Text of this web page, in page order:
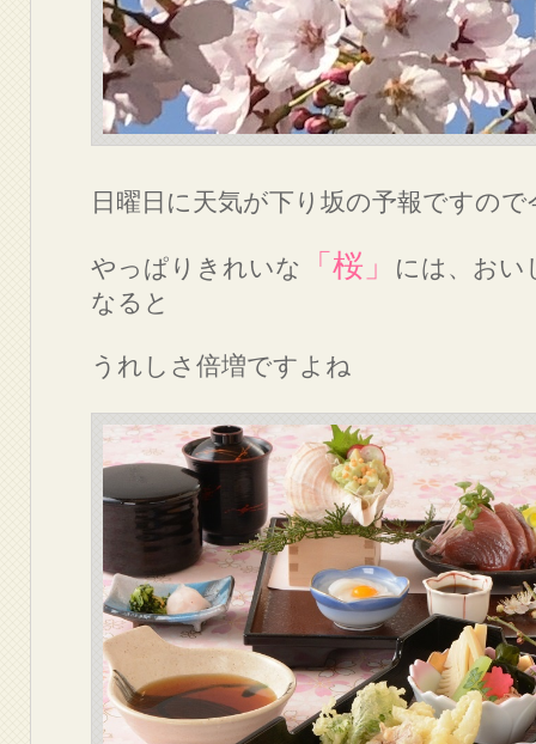
日曜日に天気が下り坂の予報ですの
やっぱりきれいな 「桜」
には、おい
なると
うれしさ倍増ですよね